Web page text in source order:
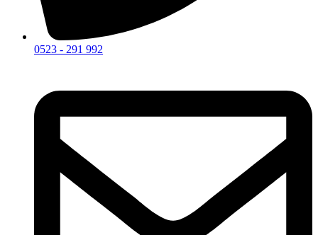
0523 - 291 992